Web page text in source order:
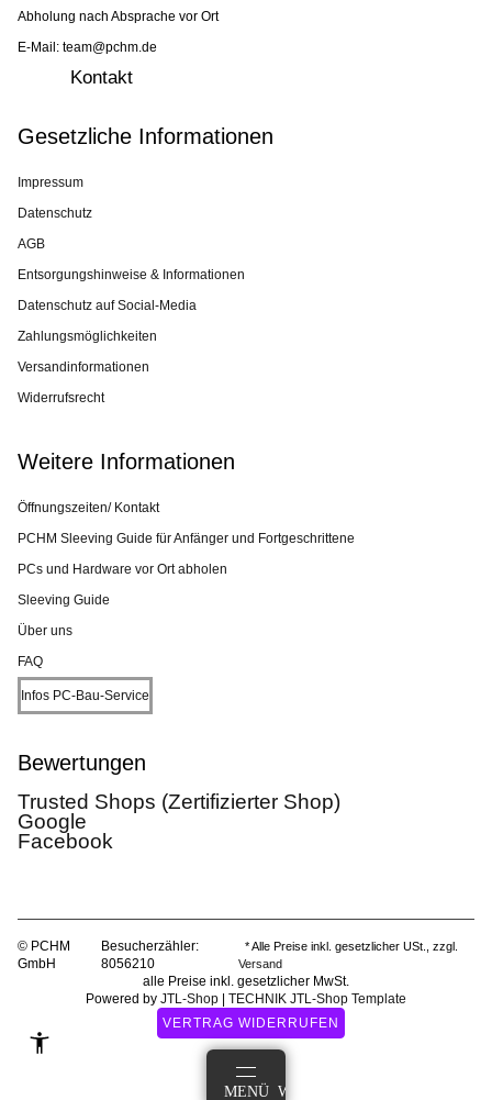
Abholung nach Absprache vor Ort
E-Mail: team@pchm.de
Kontakt
Gesetzliche Informationen
Impressum
Datenschutz
AGB
Entsorgungshinweise & Informationen
Datenschutz auf Social-Media
Zahlungsmöglichkeiten
Versandinformationen
Widerrufsrecht
Weitere Informationen
Öffnungszeiten/ Kontakt
PCHM Sleeving Guide für Anfänger und Fortgeschrittene
PCs und Hardware vor Ort abholen
Sleeving Guide
Über uns
FAQ
Infos PC-Bau-Service
Bewertungen
Trusted Shops (Zertifizierter Shop)
Google
Facebook
© PCHM
GmbH
Besucherzähler:
8056210
* Alle Preise inkl. gesetzlicher USt., zzgl.
Versand
alle Preise inkl. gesetzlicher MwSt.
Powered by JTL-Shop
TECHNIK JTL-Shop Template
VERTRAG WIDERRUFEN
MENÜ WARENKORB